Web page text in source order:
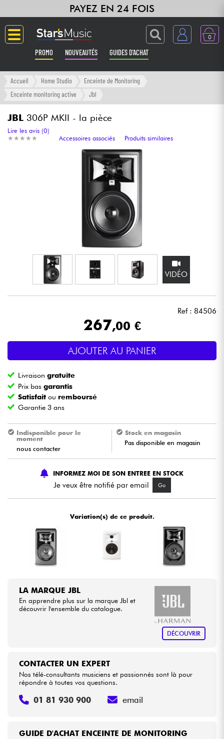
PAYEZ EN 24 FOIS
0
PROMO NOUVEAUTÉS GUIDES D'ACHAT
Langue
Amplis & Effets
Claviers & Pianos
Synthés & Sampleurs
Micros & HF
Eclairage
Vents
Eveil Musical
Câbles & Access.
HiFi
Packs
Voir nos marques
Accueil Home Studio
Enceinte de Monitoring
Enceinte monitoring active
Jbl
JBL 306P MKII - la pièce
★ ★ ★ ★ ★
★ ★ ★ ★ ★
Lire les avis (0)
Accessoires associés
Produits similaires
VIDÉO
Ref : 84506
267,00 €
AJOUTER AU PANIER
Livraisongratuite
Prix basgarantis
Satisfait ou remboursé
Garantie 3 ans
Indisponible pour le
moment
nous contacter
Stock en magasin
Pas disponible en magasin
INFORMEZ MOI DE SON ENTREE EN STOCK
Je veux être notifié par email Go
Variation(s) de ce produit.
LA MARQUE JBL
En apprendre plus sur la marque Jbl et
découvrir l'ensemble du catalogue.
DÉCOUVRIR
GUIDE D'ACHAT ENCEINTE DE MONITORING
CONTACTER UN EXPERT
Nos télé-consultants musiciens et passionnés sont là pour
répondre à toutes vos questions.
01 81 930 900 email